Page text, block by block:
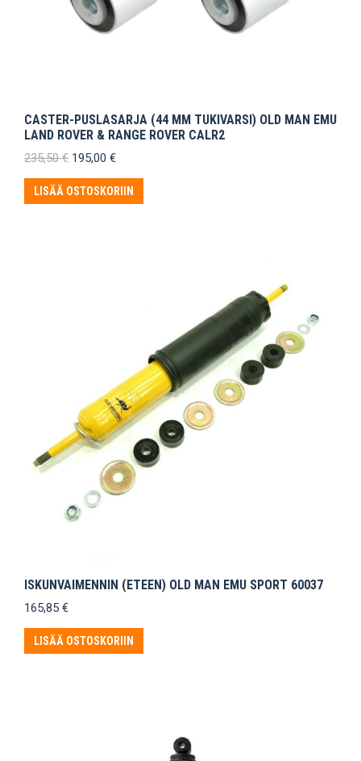
CASTER-PUSLASARJA (44 MM TUKIVARSI) OLD MAN EMU
LAND ROVER & RANGE ROVER CALR2
235,50€ Alkuperäinen
oli:
235,50 €.
195,00 €Nykyinen
on:
195,00 €.
LISÄÄ OSTOSKORIIN
ISKUNVAIMENNIN (ETEEN) OLD MAN EMU SPORT 60037
165,85 €
LISÄÄ OSTOSKORIIN